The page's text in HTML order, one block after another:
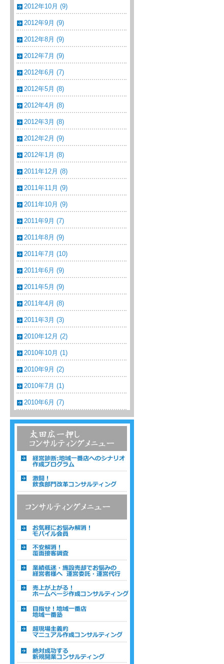
2012年10月 (9)
2012年9月 (9)
2012年8月 (9)
2012年7月 (9)
2012年6月 (7)
2012年5月 (8)
2012年4月 (8)
2012年3月 (8)
2012年2月 (9)
2012年1月 (8)
2011年12月 (8)
2011年11月 (9)
2011年10月 (9)
2011年9月 (7)
2011年8月 (9)
2011年7月 (10)
2011年6月 (9)
2011年5月 (9)
2011年4月 (8)
2011年3月 (3)
2010年12月 (2)
2010年10月 (1)
2010年9月 (2)
2010年7月 (1)
2010年6月 (7)
温浴・温泉・スーパー銭湯コンサルティン
グメニュー一覧